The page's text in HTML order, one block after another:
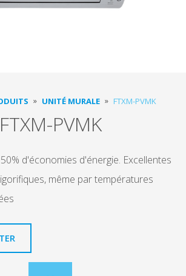
UNITÉ MURALE FTXM-PVMK
FTXM-PVMK
d'économies d'énergie. Excellentes
même par températures